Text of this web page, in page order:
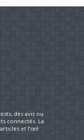
des avis ou
connectés. La
et l’œil